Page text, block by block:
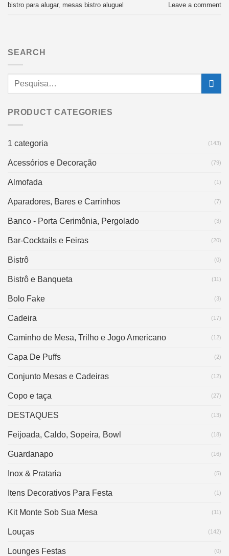
bistro para alugar, mesas bistro aluguel Leave a comment
SEARCH
PRODUCT CATEGORIES
1 categoria (143)
Acessórios e Decoração (79)
Almofada (1)
Aparadores, Bares e Carrinhos (7)
Banco - Porta Cerimônia, Pergolado (3)
Bar-Cocktails e Feiras (20)
Bistrô (0)
Bistrô e Banqueta (11)
Bolo Fake (3)
Cadeira (17)
Caminho de Mesa, Trilho e Jogo Americano (12)
Capa De Puffs (2)
Conjunto Mesas e Cadeiras (12)
Copo e taça (27)
DESTAQUES (13)
Feijoada, Caldo, Sopeira, Bowl (18)
Guardanapo (16)
Inox & Prataria (5)
Itens Decorativos Para Festa (1)
Kit Monte Sob Sua Mesa (11)
Louças (142)
Lounges Festas (0)